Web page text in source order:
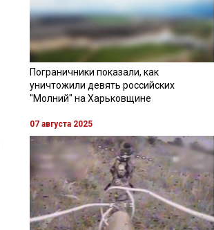
Пограничники показали, как
уничтожили девять российских
"Молний" на Харьковщине
07 августа 2025